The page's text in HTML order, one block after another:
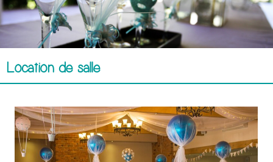
Location de salle